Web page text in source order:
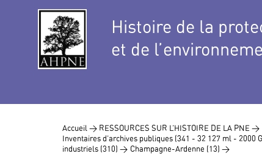
Histoire de la
et de
Accueil > RESSOURCES SUR L’HISTOIRE DE LA PNE >
Inventaires d’archives publiques (341 - 32 127 ml - 2000
industriels (310) > Champagne-Ardenne (13) >